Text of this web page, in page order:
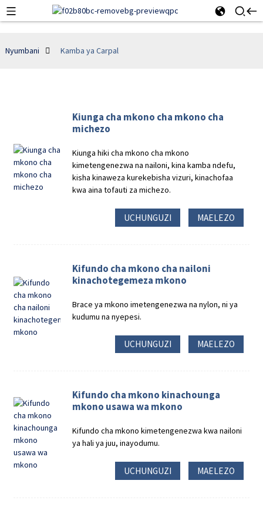
Nyumbani Kamba ya Carpal
Kiunga cha mkono cha mkono cha
michezo
Kiunga hiki cha mkono cha mkono
kimetengenezwa na nailoni, kina kamba ndefu,
kisha kinaweza kurekebisha vizuri, kinachofaa
kwa aina tofauti za michezo.
UCHUNGUZI MAELEZO
Kifundo cha mkono cha nailoni
kinachotegemeza mkono
Brace ya mkono imetengenezwa na nylon, ni ya
kudumu na nyepesi.
UCHUNGUZI MAELEZO
Kifundo cha mkono kinachounga
mkono usawa wa mkono
Kifundo cha mkono kimetengenezwa kwa nailoni
ya hali ya juu, inayodumu.
UCHUNGUZI MAELEZO